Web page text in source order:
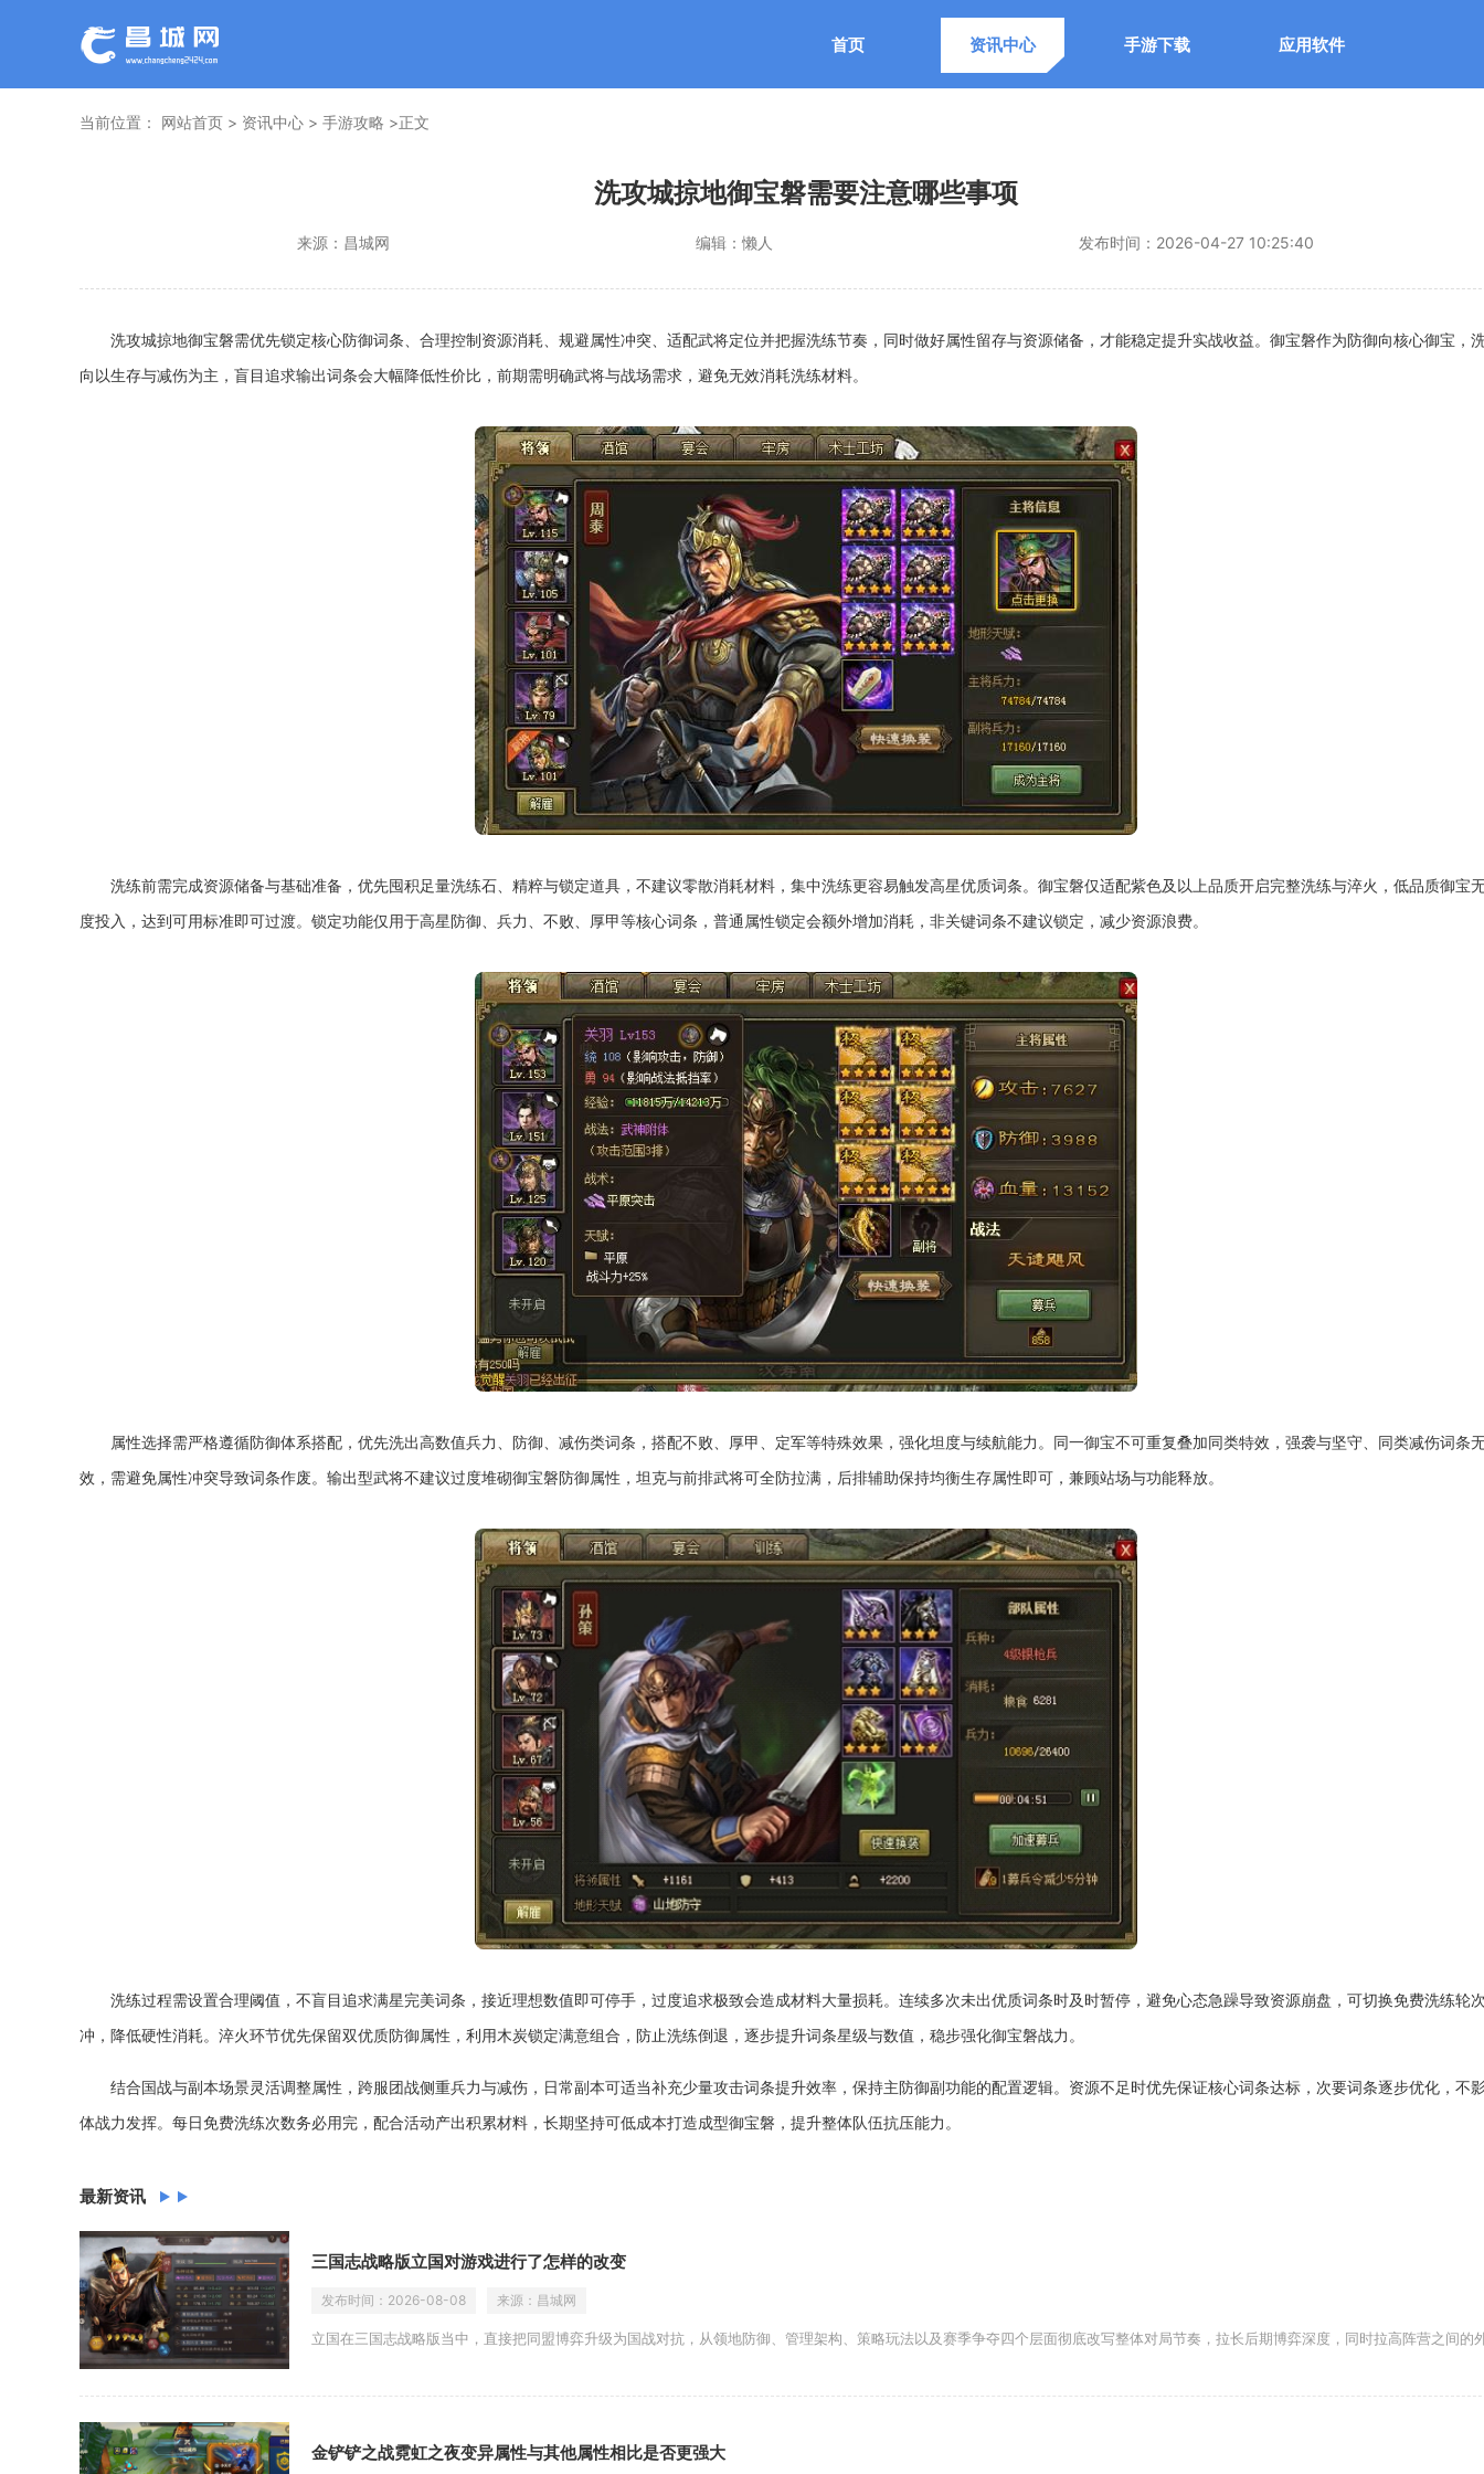
首页 资讯中心 手游下载 应用软件
当前位置： 网站首页 > 资讯中心 > 手游攻略 >正文
洗攻城掠地御宝磐需要注意哪些事项
来源： 昌城网 编辑： 懒人 发布时间： 2026-04-27 10:25:40
洗攻城掠地御宝磐需优先锁定核心防御词条、合理控制资源消耗、规避属性冲突、适配武将定位并把握洗练节奏，同时做好属性留存与资源储备，才能稳定提升实战收益。御宝磐作为防御向核心御宝，
向以生存与减伤为主，盲目追求输出词条会大幅降低性价比，前期需明确武将与战场需求，避免无效消耗洗练材料。
洗练前需完成资源储备与基础准备，优先囤积足量洗练石、精粹与锁定道具，不建议零散消耗材料，集中洗练更容易触发高星优质词条。御宝磐仅适配紫色及以上品质开启完整洗练与淬火，低品质御宝
度投入，达到可用标准即可过渡。锁定功能仅用于高星防御、兵力、不败、厚甲等核心词条，普通属性锁定会额外增加消耗，非关键词条不建议锁定，减少资源浪费。
属性选择需严格遵循防御体系搭配，优先洗出高数值兵力、防御、减伤类词条，搭配不败、厚甲、定军等特殊效果，强化坦度与续航能力。同一御宝不可重复叠加同类特效，强袭与坚守、同类减伤词条
效，需避免属性冲突导致词条作废。输出型武将不建议过度堆砌御宝磐防御属性，坦克与前排武将可全防拉满，后排辅助保持均衡生存属性即可，兼顾站场与功能释放。
洗练过程需设置合理阈值，不盲目追求满星完美词条，接近理想数值即可停手，过度追求极致会造成材料大量损耗。连续多次未出优质词条时及时暂停，避免心态急躁导致资源崩盘，可切换免费洗练轮
冲，降低硬性消耗。淬火环节优先保留双优质防御属性，利用木炭锁定满意组合，防止洗练倒退，逐步提升词条星级与数值，稳步强化御宝磐战力。
结合国战与副本场景灵活调整属性，跨服团战侧重兵力与减伤，日常副本可适当补充少量攻击词条提升效率，保持主防御副功能的配置逻辑。资源不足时优先保证核心词条达标，次要词条逐步优化，不
体战力发挥。每日免费洗练次数务必用完，配合活动产出积累材料，长期坚持可低成本打造成型御宝磐，提升整体队伍抗压能力。
最新资讯
三国志战略版立国对游戏进行了怎样的改变
发布时间： 2026-08-08 来源： 昌城网
立国在三国志战略版当中，直接把同盟博弈升级为国战对抗，从领地防御、管理架构、策略玩法以及赛季争夺四个层面彻底改写整体对局节奏，拉长后期博弈深度，同时拉高阵营之间的
金铲铲之战霓虹之夜变异属性与其他属性相比是否更强大